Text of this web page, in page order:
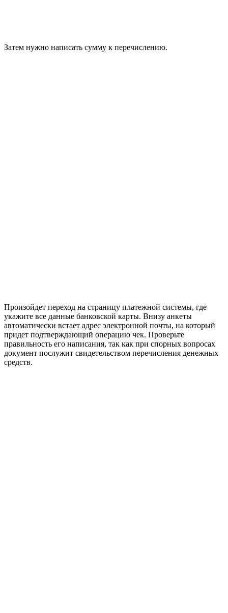
Затем нужно написать сумму к перечислению.
Произойдет переход на страницу платежной системы, где
укажите все данные банковской карты. Внизу анкеты
автоматически встает адрес электронной почты, на который
придет подтверждающий операцию чек. Проверьте
правильность его написания, так как при спорных вопросах
документ послужит свидетельством перечисления денежных
средств.